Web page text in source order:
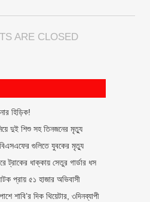
ARE CLOSED
হিড়িক!
দুই শিশু সহ তিনজনের মৃত্যু
বিএসএফের গুলিতে যুবকের ‍মৃত্যু
ট্রাকের ধাক্কায় সেতুর গার্ডার ধস
প্রায় ৫১ হাজার অভিবাসী
শাবি’র দিক থিয়েটার, ৩দিনব্যাপী